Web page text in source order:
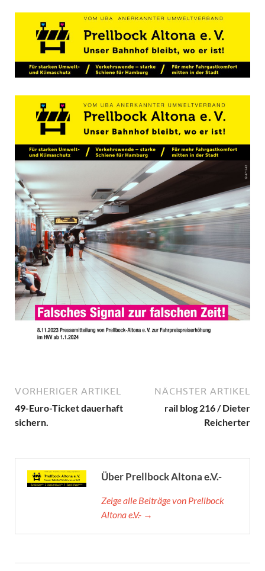
VORHERIGER ARTIKEL
49-Euro-Ticket dauerhaft
sichern.
NÄCHSTER ARTIKEL
rail blog 216 / Dieter
Reicherter
Über Prellbock Altona e.V.-
Zeige alle Beiträge von Prellbock
Altona e.V.- →